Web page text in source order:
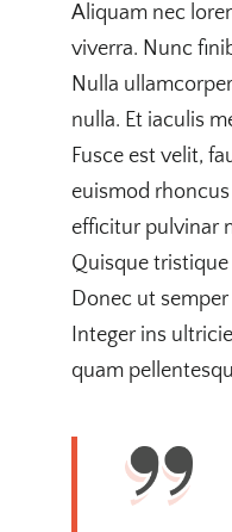
Aliquam nec
viverra. Nunc
Nulla
nulla. Et iaculis
Fusce est velit,
euismod
efficitur pulvinar
Quisque
Donec ut
Integer ins
quam